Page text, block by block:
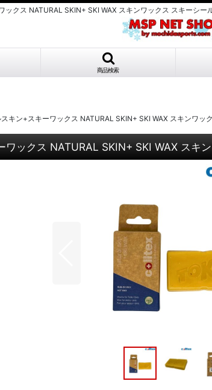
クス NATURAL SKIN+ SKI WAX スキンワックス スキーシ
商品検索
キン+スキーワックス NATURAL SKIN+ SKI WAX スキンワッ
ックス NATURAL SKIN+ SKI WAX スキ